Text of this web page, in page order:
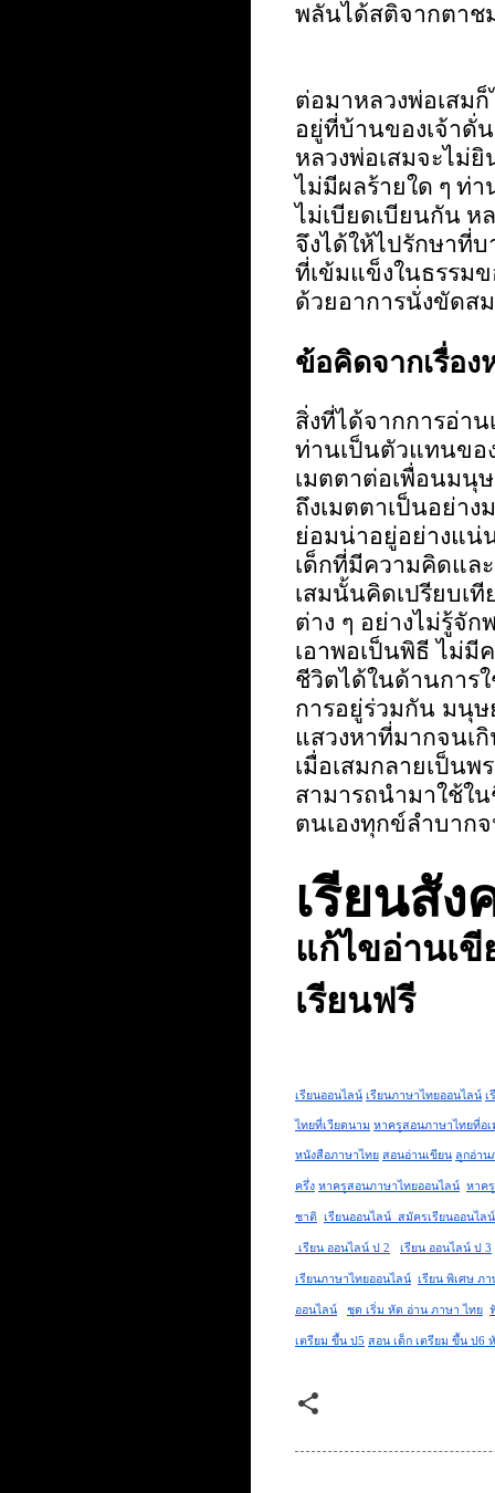
พลันได้สติจากตาช
ต่อมาหลวงพ่อเสม
อยู่ที่บ้านของเจ้าดั่
หลวงพ่อเสมจะไม่
ไม่มีผลร้ายใด ๆ ท่
ไม่เบียดเบียนกัน ห
จึงได้ให้ไปรักษาที่
ที่เข้มแข็งในธรรมข
ด้วยอาการนั่งขัดส
ข้อคิดจากเรื่อง
สิ่งที่ได้จากการอ่าน
ท่านเป็นตัวแทนขอ
เมตตาต่อเพื่อนมนุ
ถึงเมตตาเป็นอย่า
ย่อมน่าอยู่อย่างแน่
เด็กที่มีความคิดแล
เสมนั้นคิดเปรียบเ
ต่าง ๆ อย่างไม่รู้จั
เอาพอเป็นพิธี ไม่มี
ชีวิตได้ในด้านการ
การอยู่ร่วมกัน มนุ
แสวงหาที่มากจนเ
เมื่อเสมกลายเป็น
สามารถนำมาใช้ใ
ตนเองทุกข์ลำบาก
เรียนสั
แก้ไขอ่านเ
เรียนฟรี
เรียนออนไลน์ เรียนภาษาไทยออนไลน์ เ
ไทยที่เวียดนาม หาครูสอนภาษาไทยที่อเ
หนังสือภาษาไทย สอนอ่านเขียน ลูกอ่าน
ครึ่ง หาครูสอนภาษาไทยออนไลน์ หาค
ชาติ เรียนออนไลน์  สมัครเรียนออนไลน์
เรียน ออนไลน์ ป 2 เรียน ออนไลน์ ป 3
เรียนภาษาไทยออนไลน์ เรียน พิเศษ ภ
ออนไลน์ ชุด เริ่ม หัด อ่าน ภาษา ไทย
เตรียม ขึ้น ป5 สอน เด็ก เตรียม ขึ้น ป6